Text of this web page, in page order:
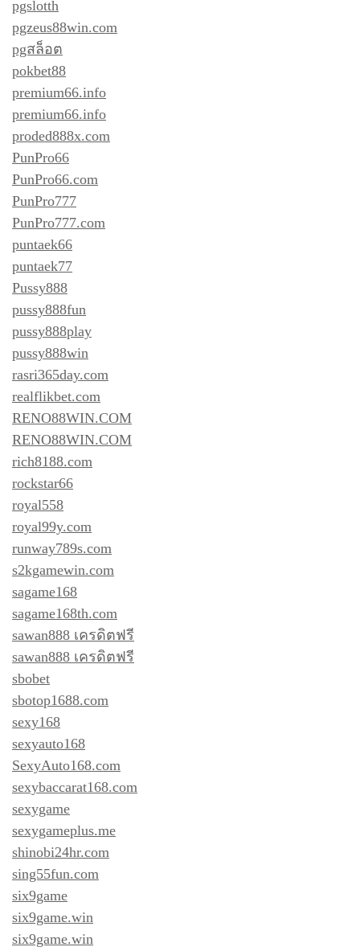
pgslotth
pgzeus88win.com
pgสล็อต
pokbet88
premium66.info
premium66.info
proded888x.com
PunPro66
PunPro66.com
PunPro777
PunPro777.com
puntaek66
puntaek77
Pussy888
pussy888fun
pussy888play
pussy888win
rasri365day.com
realflikbet.com
RENO88WIN.COM
RENO88WIN.COM
rich8188.com
rockstar66
royal558
royal99y.com
runway789s.com
s2kgamewin.com
sagame168
sagame168th.com
sawan888 เครดิตฟรี
sawan888 เครดิตฟรี
sbobet
sbotop1688.com
sexy168
sexyauto168
SexyAuto168.com
sexybaccarat168.com
sexygame
sexygameplus.me
shinobi24hr.com
sing55fun.com
six9game
six9game.win
six9game.win